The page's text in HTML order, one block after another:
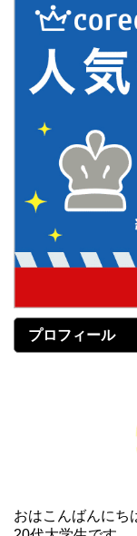
プロフィール
おはこんばんにち